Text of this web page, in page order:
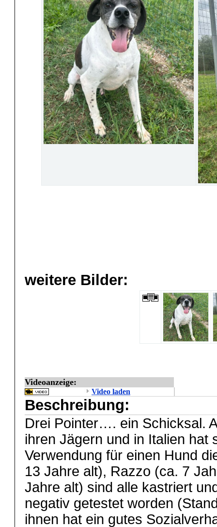
weitere Bilder:
Videoanzeige:
Video laden
Beschreibung:
Drei Pointer…. ein Schicksal.
ihren Jägern und in Italien hat
Verwendung für einen Hund
13 Jahre alt), Razzo (ca. 7
Jahre alt) sind alle kastriert
negativ getestet worden
ihnen hat ein gutes